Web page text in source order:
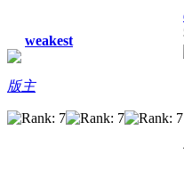
weakest
版主